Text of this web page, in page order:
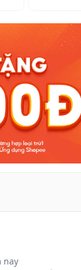
nay